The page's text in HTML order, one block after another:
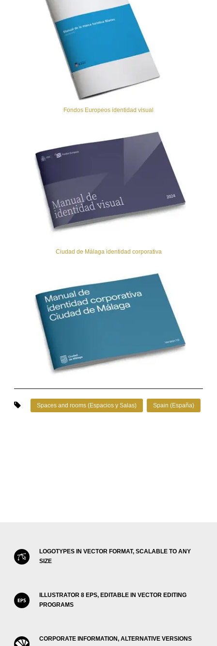
Fondos Europeos identidad visual
Ciudad de Málaga identidad corporativa
Spaces and rooms (Espacios y Salas) Spain (España)
LOGOTYPES IN VECTOR FORMAT, SCALABLE TO ANY
SIZE
ILLUSTRATOR 8 EPS, EDITABLE IN VECTOR EDITING
PROGRAMS
CORPORATE INFORMATION, ALTERNATIVE VERSIONS